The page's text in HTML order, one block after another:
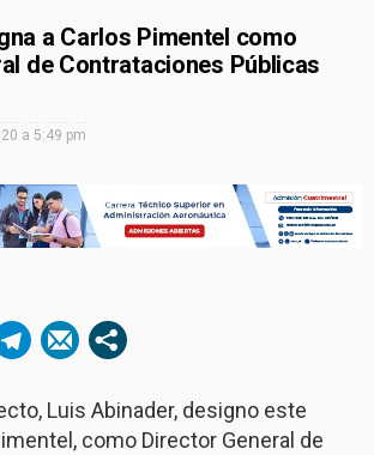
a Carlos Pimentel como
de Contrataciones Públicas
a 5:49 pm
Luis Abinader, designo este
como Director General de